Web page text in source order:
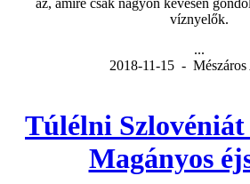
az, amire csak nagyon kevesen
víznyelők.
...
2018-11-15 - Mészáros
Túlélni
Magányos